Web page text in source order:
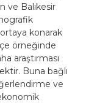
ve Balıkesir
konarak
örneğinde
araştırması
Buna bağlı
ve